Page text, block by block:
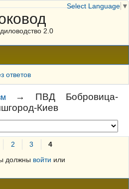
2.0
ответов
→ ПВД Бобровица-
Киев
2 3
4
должны войти или
Select Language ▼